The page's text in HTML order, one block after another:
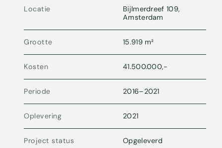
Locatie
Bijlmerdreef 109,
Amsterdam
Grootte 15.919 m²
Kosten 41.500.000,-
Periode 2016–2021
Oplevering 2021
Project status Opgeleverd